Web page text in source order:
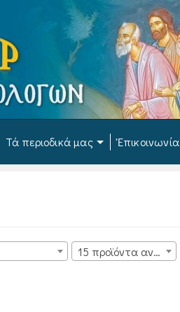
Τά περιοδικά μας Ἐπικοινωνία
15 προϊόντα ανά σελίδα